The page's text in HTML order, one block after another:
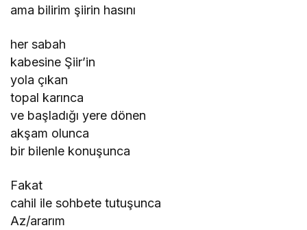
ama bilirim şiirin hasını
her sabah
kabesine Şiir’in
yola çıkan
topal karınca
ve başladığı yere dönen
akşam olunca
bir bilenle konuşunca
Fakat
cahil ile sohbete tutuşunca
Az/ararım